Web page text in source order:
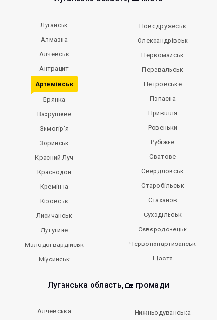
Луганськ
Алмазна
Алчевськ
Антрацит
Артемівськ
Брянка
Вахрушеве
Зимогір'я
Зоринськ
Красний Луч
Краснодон
Кремінна
Кіровськ
Лисичанськ
Лутугине
Молодогвардійськ
Міусинськ
Новодружеськ
Олександрівськ
Первомайськ
Перевальськ
Петровське
Попасна
Привілля
Ровеньки
Рубіжне
Сватове
Свердловськ
Старобільськ
Стаханов
Суходільськ
Сєвєродонецьк
Червонопартизанськ
Щастя
Луганська область, 🏡 громади
Алчевська
Нижньодуванська